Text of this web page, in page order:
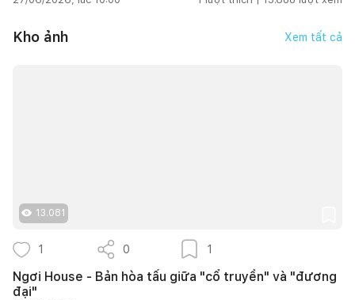
Kho ảnh Xem tất cả
13.081
1 0 1
Ngơi House - Bản hòa tấu giữa "cổ truyền" và "đương
đại"